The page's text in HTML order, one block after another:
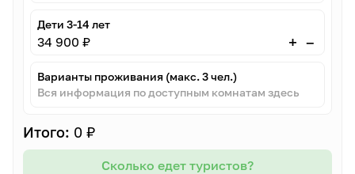
Дети 3-14 лет
34 900 ₽ + –
Варианты проживания (макс. 3 чел.)
Вся информация по доступным комнатам здесь
Итого: 0 ₽
Сколько едет туристов?